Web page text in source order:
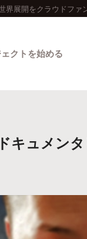
界展開をクラウドファ
人
リーから探す
クトを始める
ドキュメン